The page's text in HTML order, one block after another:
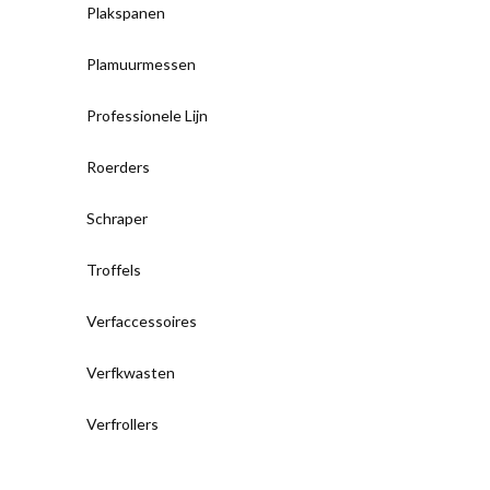
Plakspanen
Plamuurmessen
Professionele Lijn
Roerders
Schraper
Troffels
Verfaccessoires
Verfkwasten
Verfrollers